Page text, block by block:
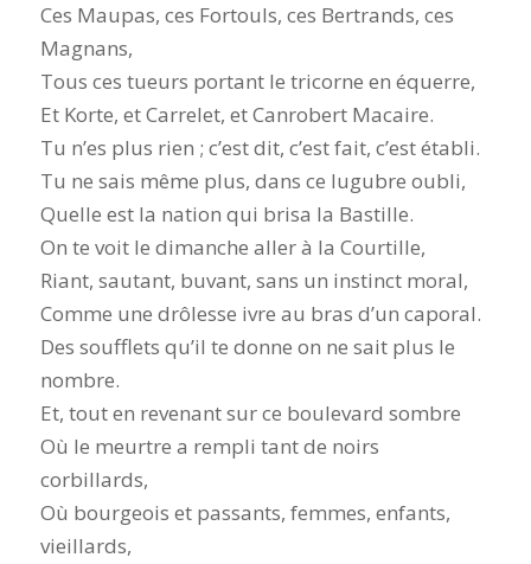
Ces Maupas, ces Fortouls, ces Bertrands, ces
Magnans,
Tous ces tueurs portant le tricorne en équerre,
Et Korte, et Carrelet, et Canrobert Macaire.
Tu n’es plus rien ; c’est dit, c’est fait, c’est établi.
Tu ne sais même plus, dans ce lugubre oubli,
Quelle est la nation qui brisa la Bastille.
On te voit le dimanche aller à la Courtille,
Riant, sautant, buvant, sans un instinct moral,
Comme une drôlesse ivre au bras d’un caporal.
Des soufflets qu’il te donne on ne sait plus le
nombre.
Et, tout en revenant sur ce boulevard sombre
Où le meurtre a rempli tant de noirs
corbillards,
Où bourgeois et passants, femmes, enfants,
vieillards,